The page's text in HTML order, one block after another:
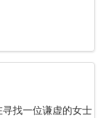
找一位谦虚的女士